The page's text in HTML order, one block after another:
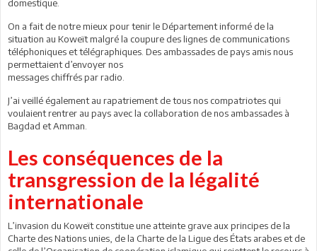
domestique.
On a fait de notre mieux pour tenir le Département informé de la
situation au Koweït malgré la coupure des lignes de communications
téléphoniques et télégraphiques. Des ambassades de pays amis nous
permettaient d’envoyer nos
messages chiffrés par radio.
J’ai veillé également au rapatriement de tous nos compatriotes qui
voulaient rentrer au pays avec la collaboration de nos ambassades à
Bagdad et Amman.
Les conséquences de la
transgression de la légalité
internationale
L’invasion du Koweït constitue une atteinte grave aux principes de la
Charte des Nations unies, de la Charte de la Ligue des États arabes et de